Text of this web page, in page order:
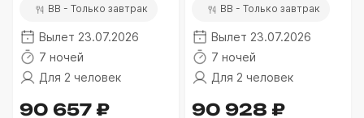
BB - Только завтрак
Вылет 23.07.2026
7 ночей
Для 2 человек
90 657 ₽
BB - Только завтрак
Вылет 23.07.2026
7 ночей
Для 2 человек
90 928 ₽